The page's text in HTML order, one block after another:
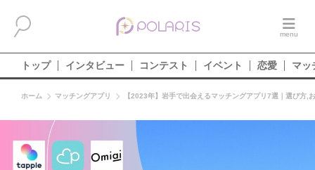
トップ インタビュー コンテスト イベント 恋愛 マッ
ホーム マッチングアプリ 【2023年】岩手で出会えるマッチングアプリ7選｜選び方,